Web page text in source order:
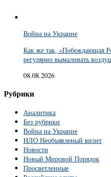
Война на Украине
Как же так, «Побеждающая
регулярно вымаливать
08.08.2026
Рубрики
Аналитика
Без рубрики
Война на Украине
НЛО Необъявленый визит
Новости
Новый Мировой Порядок
Просветленные